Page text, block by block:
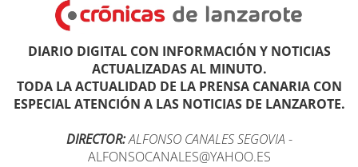
DIARIO DIGITAL CON INFORMACIÓN Y NOTICIAS
ACTUALIZADAS AL MINUTO.
TODA LA ACTUALIDAD DE LA PRENSA CANARIA CON
ESPECIAL ATENCIÓN A LAS NOTICIAS DE LANZAROTE.
DIRECTOR:ALFONSO CANALES SEGOVIA -
ALFONSOCANALES@YAHOO.ES